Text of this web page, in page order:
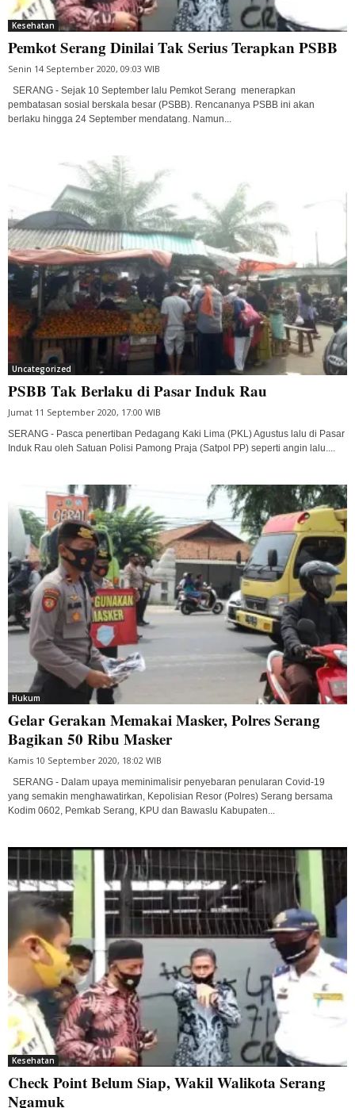
Kesehatan
Pemkot Serang Dinilai Tak Serius Terapkan PSBB
Senin 14 September 2020, 09:03 WIB
SERANG - Sejak 10 September lalu Pemkot Serang menerapkan
pembatasan sosial berskala besar (PSBB). Rencananya PSBB ini akan
berlaku hingga 24 September mendatang. Namun...
Uncategorized
PSBB Tak Berlaku di Pasar Induk Rau
Jumat 11 September 2020, 17:00 WIB
SERANG - Pasca penertiban Pedagang Kaki Lima (PKL) Agustus lalu di Pasar
Induk Rau oleh Satuan Polisi Pamong Praja (Satpol PP) seperti angin lalu....
Hukum
Gelar Gerakan Memakai Masker, Polres Serang
Bagikan 50 Ribu Masker
Kamis 10 September 2020, 18:02 WIB
SERANG - Dalam upaya meminimalisir penyebaran penularan Covid-19
yang semakin menghawatirkan, Kepolisian Resor (Polres) Serang bersama
Kodim 0602, Pemkab Serang, KPU dan Bawaslu Kabupaten...
Kesehatan
Check Point Belum Siap, Wakil Walikota Serang
Ngamuk